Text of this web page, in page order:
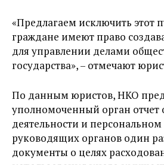
«Предлагаем исключить этот
граждане имеют право
для управлении делами
государства», – отмечают
По данным юристов, НКО
уполномоченный орган отчет
деятельности и персональном
руководящих органов один
документы о целях